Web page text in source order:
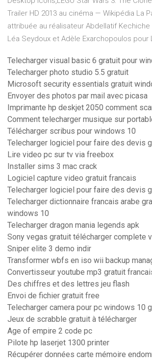
Trailer HD 2013 au cinéma — Wikipédia La
attribuée au réalisateur Abdellatif
Léa Seydoux et Adèle Exarchopoulos pour
Telecharger visual basic 6 gratuit pour
Telecharger photo studio 5.5 gratuit
Microsoft security essentials gratuit
Envoyer des photos par mail avec picasa
Imprimante hp deskjet 2050 comment
Comment telecharger musique sur
Télécharger scribus pour windows 10
Telecharger logiciel pour faire des devis
Lire video pc sur tv via freebox
Installer sims 3 mac crack
Logiciel capture video gratuit francais
Telecharger logiciel pour faire des devis
Telecharger dictionnaire francais arabe
windows 10
Telecharger dragon mania legends apk
Sony vegas gratuit télécharger complete
Sniper elite 3 demo indir
Transformer wbfs en iso wii backup
Convertisseur youtube mp3 gratuit
Des chiffres et des lettres jeu flash
Envoi de fichier gratuit free
Telecharger camera pour pc windows 10
Jeux de scrabble gratuit à télécharger
Age of empire 2 code pc
Pilote hp laserjet 1300 printer
Récupérer données carte mémoire